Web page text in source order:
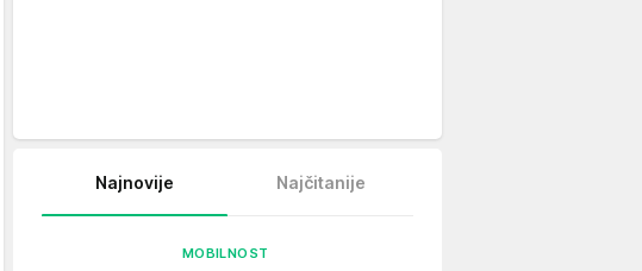
Najnovije Najčitanije
MOBILNOST